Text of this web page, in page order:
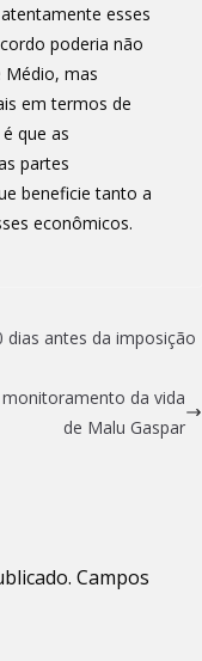
esses
poderia não
Médio, mas
em termos de
que as
partes
beneficie tanto a
econômicos.
dias antes da imposição
da vida
de Malu Gaspar
Campos